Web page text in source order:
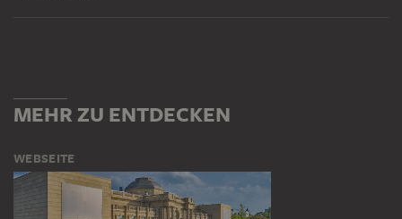
MEHR ZU ENTDECKEN
WEBSEITE